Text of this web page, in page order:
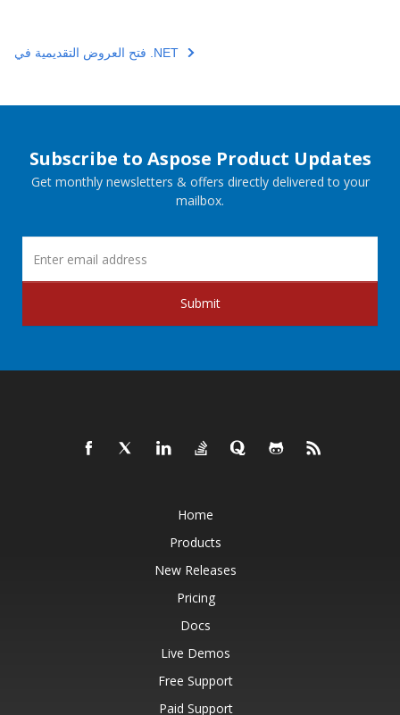
فتح العروض التقديمية في .NET
Subscribe to Aspose Product Updates
Get monthly newsletters & offers directly delivered to your
mailbox.
Submit
Home
Products
New Releases
Pricing
Docs
Live Demos
Free Support
Paid Support